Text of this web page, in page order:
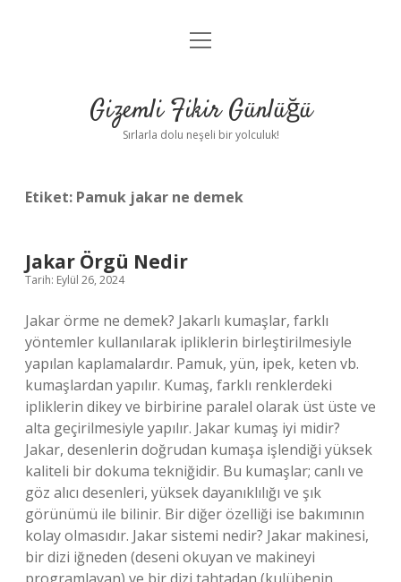
Anasayfa
Yasal Uyarı
menüyü
Gizemli Fikir Günlüğü
Sırlarla dolu neşeli bir yolculuk!
Etiket: Pamuk jakar ne demek
Jakar Örgü Nedir
Tarih: Eylül 26, 2024
Jakar örme ne demek? Jakarlı kumaşlar, farklı
yöntemler kullanılarak ipliklerin birleştirilmesiyle
yapılan kaplamalardır. Pamuk, yün, ipek, keten vb.
kumaşlardan yapılır. Kumaş, farklı renklerdeki
ipliklerin dikey ve birbirine paralel olarak üst üste ve
alta geçirilmesiyle yapılır. Jakar kumaş iyi midir?
Jakar, desenlerin doğrudan kumaşa işlendiği yüksek
kaliteli bir dokuma tekniğidir. Bu kumaşlar; canlı ve
göz alıcı desenleri, yüksek dayanıklılığı ve şık
görünümü ile bilinir. Bir diğer özelliği ise bakımının
kolay olmasıdır. Jakar sistemi nedir? Jakar makinesi,
bir dizi iğneden (deseni okuyan ve makineyi